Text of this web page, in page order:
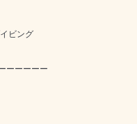
ビング
ーーーーー